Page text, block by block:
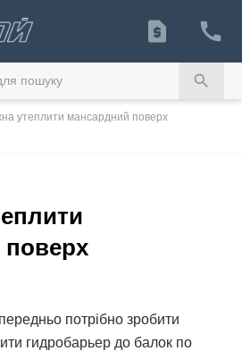
search
утеплити мансардний поверх
потрібно зробити
гидробарьер до балок по